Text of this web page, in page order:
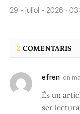
29 - juliol - 2026 ·
2 COMENTARIS
efren on
És un
ser